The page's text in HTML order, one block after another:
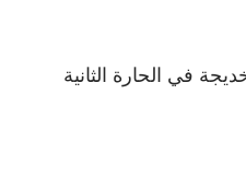
في الحارة الثانية